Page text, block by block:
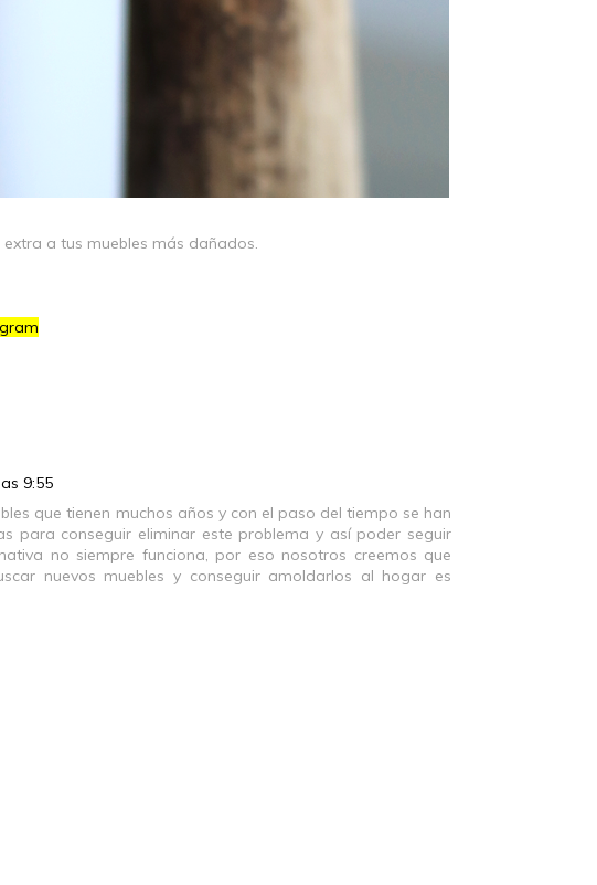
a tus muebles más dañados.
9:55
que tienen muchos años y con el paso del tiempo se han
para conseguir eliminar este problema y así poder seguir
no siempre funciona, por eso nosotros creemos que
nuevos muebles y conseguir amoldarlos al hogar es